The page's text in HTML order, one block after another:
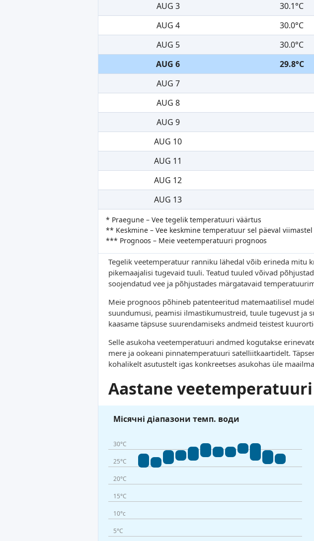
AUG 3
30.1°C
AUG 4
30.0°C
AUG 5
30.0°C
AUG 6
29.8°C
AUG 7
AUG 8
AUG 9
AUG 10
AUG 11
AUG 12
AUG 13
* Praegune – Vee tegelik temperatuuri väärtus
** Keskmine – Vee keskmine temperatuur sel päeval
*** Prognoos – Meie veetemperatuuri prognoos
Tegelik veetemperatuur ranniku lähedal võib erineda mitu
pikemaajalisi tugevaid tuuli. Teatud tuuled võivad
soojendatud vee ja põhjustades märgatavaid
Meie prognoos põhineb patenteeritud matemaatilisel
suundumusi, peamisi ilmastikumustreid, tuule tugevust ja
kaasame täpsuse suurendamiseks andmeid teistest
Selle asukoha veetemperatuuri andmed kogutakse
mere ja ookeani pinnatemperatuuri satelliitkaartidelt.
kohalikelt asutustelt igas konkreetses asukohas üle
Aastane
Місячні діапазони темп. води
30°C
25°C
20°C
15°C
10°c
5°C